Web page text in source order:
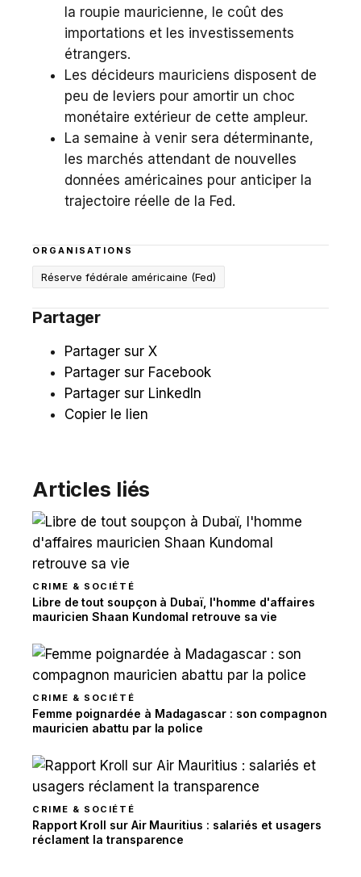
la roupie mauricienne, le coût des
importations et les investissements
étrangers.
Les décideurs mauriciens disposent de
peu de leviers pour amortir un choc
monétaire extérieur de cette ampleur.
La semaine à venir sera déterminante,
les marchés attendant de nouvelles
données américaines pour anticiper la
trajectoire réelle de la Fed.
ORGANISATIONS
Réserve fédérale américaine (Fed)
Partager
Partager sur X
Partager sur Facebook
Partager sur LinkedIn
Copier le lien
Articles liés
CRIME & SOCIÉTÉ
Libre de tout soupçon à Dubaï, l'homme d'affaires
mauricien Shaan Kundomal retrouve sa vie
CRIME & SOCIÉTÉ
Femme poignardée à Madagascar : son compagnon
mauricien abattu par la police
CRIME & SOCIÉTÉ
Rapport Kroll sur Air Mauritius : salariés et usagers
réclament la transparence